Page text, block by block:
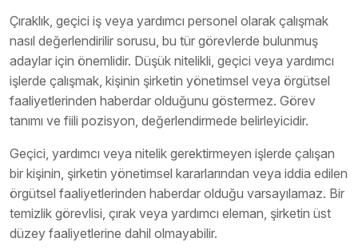
Çıraklık, geçici iş veya yardımcı personel olarak çalışmak
nasıl değerlendirilir sorusu, bu tür görevlerde bulunmuş
adaylar için önemlidir. Düşük nitelikli, geçici veya yardımcı
işlerde çalışmak, kişinin şirketin yönetimsel veya örgütsel
faaliyetlerinden haberdar olduğunu göstermez. Görev
tanımı ve fiili pozisyon, değerlendirmede belirleyicidir.
Geçici, yardımcı veya nitelik gerektirmeyen işlerde çalışan
bir kişinin, şirketin yönetimsel kararlarından veya iddia edilen
örgütsel faaliyetlerinden haberdar olduğu varsayılamaz. Bir
temizlik görevlisi, çırak veya yardımcı eleman, şirketin üst
düzey faaliyetlerine dahil olmayabilir.